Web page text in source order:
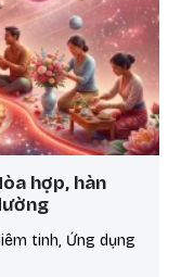
hợp, hàn
tinh, Ứng dụng